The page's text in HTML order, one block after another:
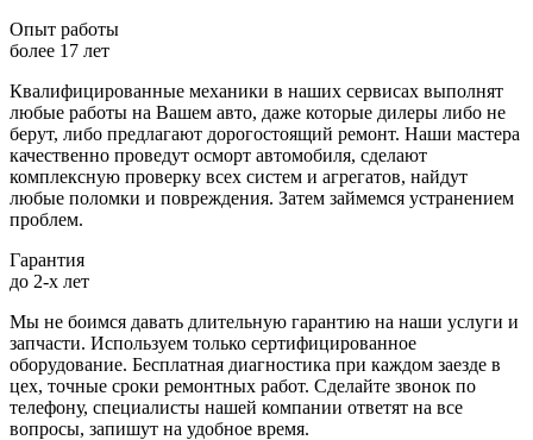
Опыт работы
более 17 лет
Квалифицированные механики в наших сервисах выполнят
любые работы на Вашем авто, даже которые дилеры либо не
берут, либо предлагают дорогостоящий ремонт. Наши мастера
качественно проведут осморт автомобиля, сделают
комплексную проверку всех систем и агрегатов, найдут
любые поломки и повреждения. Затем займемся устранением
проблем.
Гарантия
до 2-х лет
Мы не боимся давать длительную гарантию на наши услуги и
запчасти. Используем только сертифицированное
оборудование. Бесплатная диагностика при каждом заезде в
цех, точные сроки ремонтных работ. Сделайте звонок по
телефону, специалисты нашей компании ответят на все
вопросы, запишут на удобное время.